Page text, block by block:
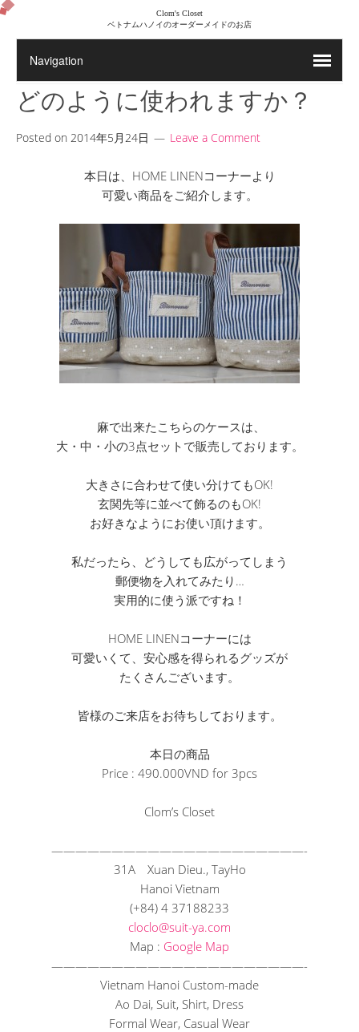
Clom's Closet
ベトナムハノイのオーダーメイドのお店
どのように使われますか？
Posted on 2014年5月24日 Leave a Comment
本日は、HOME LINENコーナーより
可愛い商品をご紹介します。
麻で出来たこちらのケースは、
大・中・小の3点セットで販売しております。
大きさに合わせて使い分けてもOK!
玄関先等に並べて飾るのもOK!
お好きなようにお使い頂けます。
私だったら、どうしても広がってしまう
郵便物を入れてみたり…
実用的に使う派ですね！
HOME LINENコーナーには
可愛いくて、安心感を得られるグッズが
たくさんございます。
皆様のご来店をお待ちしております。
本日の商品
Price : 490.000VND for 3pcs
Clom’s Closet
—————————————————————-
31A Xuan Dieu., TayHo
Hanoi Vietnam
(+84) 4 37188233
cloclo@suit-ya.com
Map : Google Map
—————————————————————-
Vietnam Hanoi Custom-made
Ao Dai, Suit, Shirt, Dress
Formal Wear, Casual Wear